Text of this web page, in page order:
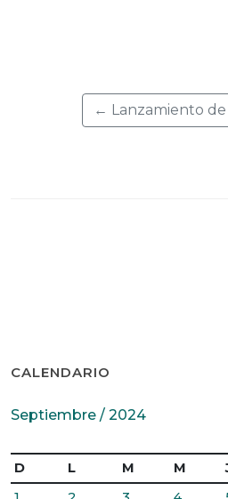
← Lanzamiento de
CALENDARIO
Septiembre / 2024
D L M M